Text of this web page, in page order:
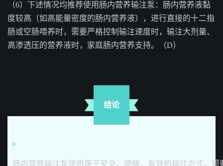
（6）下述情况均推荐使用肠内营养输注泵：肠内营养液黏
度较高（如高能量密度的肠内营养液），进行直接的十二指
肠或空肠喂养时，需要严格控制输注速度时，输注大剂量、
高渗透压的营养液时，家庭肠内营养支持。（D）
结论
肠内营养输注泵使用属于安全，便捷，有效的输注方式，需